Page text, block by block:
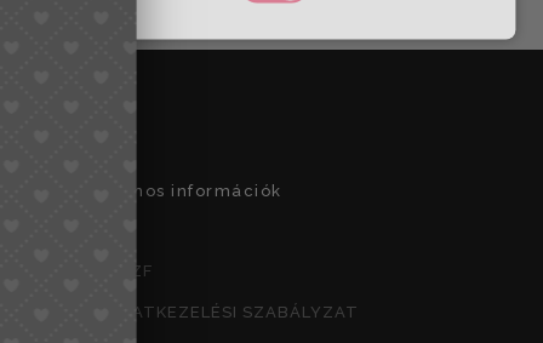
Hasznos információk
ÁSZF
ADATKEZELÉSI SZABÁLYZAT